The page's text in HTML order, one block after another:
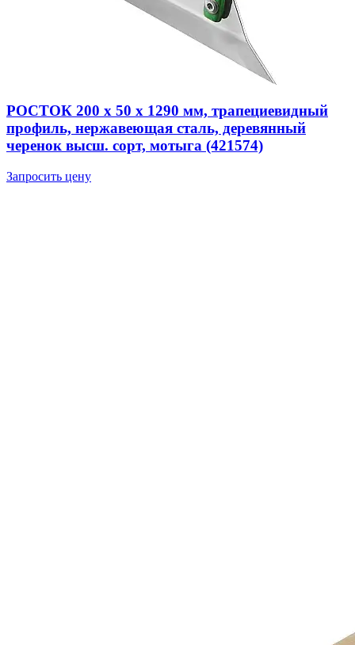
РОСТОК 200 х 50 х 1290 мм, трапециевидный
профиль, нержавеющая сталь, деревянный
черенок высш. сорт, мотыга (421574)
Запросить цену